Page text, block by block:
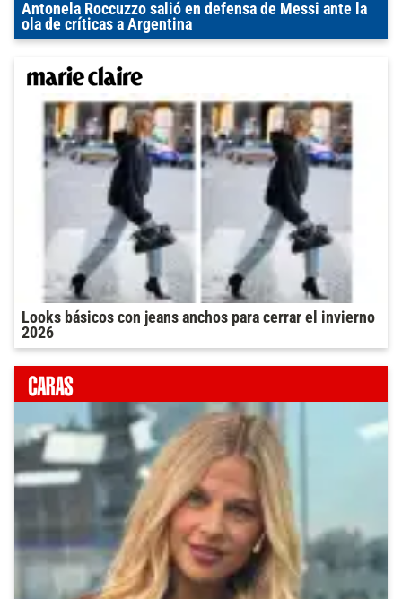
Antonela Roccuzzo salió en defensa de Messi ante la
ola de críticas a Argentina
Looks básicos con jeans anchos para cerrar el invierno
2026